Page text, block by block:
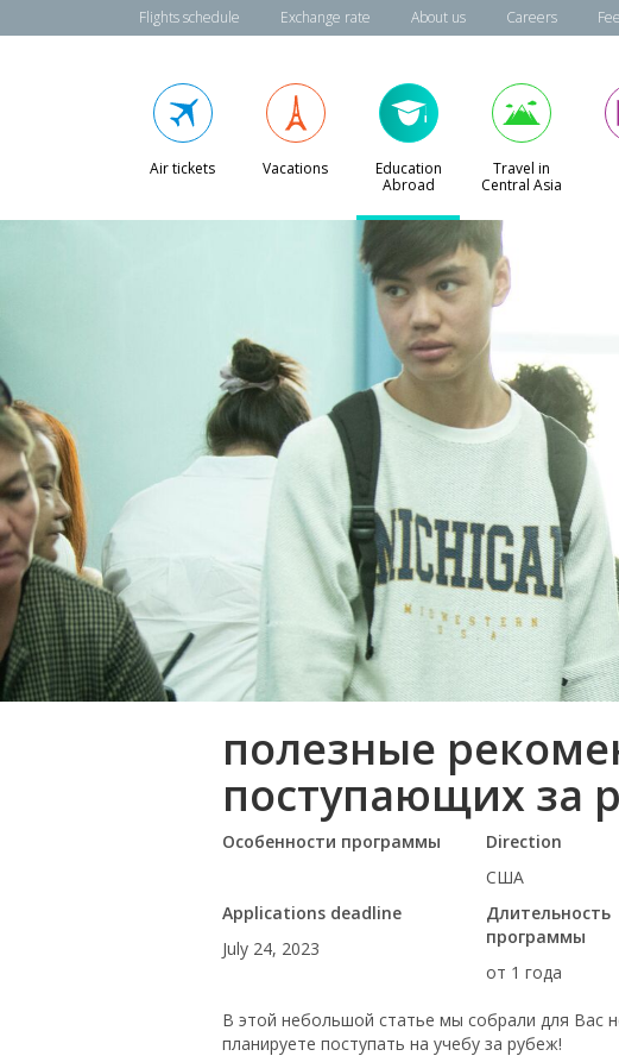
Flights schedule Exchange rate About us Careers
Air tickets Vacations
Education
Abroad
Travel in
Central Asia
полезные
поступающих за
Особенности программы
Direction
США
Applications deadline
July 24, 2023
Длительность
программы
от 1 года
В этой небольшой статье мы собрали для Вас
планируете поступать на учебу за рубеж!